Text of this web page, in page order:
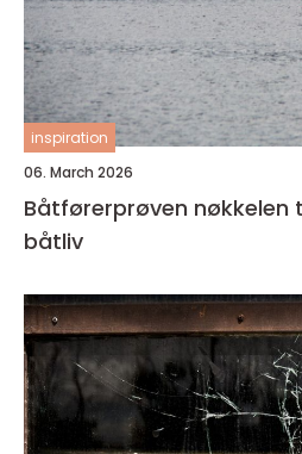
inspiration
06. March 2026
Båtførerprøven nøkkelen til trygt og lovlig
båtliv